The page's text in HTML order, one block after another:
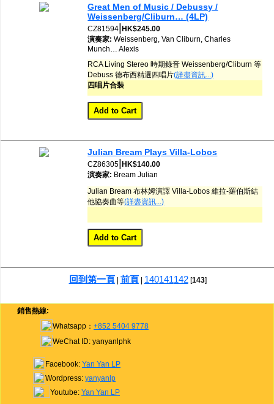
Great Men of Music / Debussy /
Weissenberg/Cliburn… (4LP)
CZ81594 |HK$245.00
演奏家:Weissenberg, Van Cliburn, Charles
Munch… Alexis
RCA Living Stereo 時期錄音 Weissenberg/Cliburn 等
Debuss 德布西精選四唱片(詳盡資訊...)
四唱片合裝
Julian Bream Plays Villa-Lobos
CZ86305 |HK$140.00
演奏家: Bream Julian
Julian Bream 布林姆演譯 Villa-Lobos 維拉-羅伯斯結
他協奏曲等(詳盡資訊...)
回到第一頁 前頁 140141142[143]
銷售熱線:
Whatsapp： +852 5404 9778
WeChat ID: yanyanlphk
Facebook: Yan Yan LP
Wordpress: yanyanlp
Youtube: Yan Yan LP